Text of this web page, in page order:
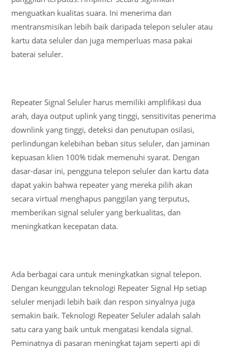
menguatkan kualitas suara. Ini menerima dan
mentransmisikan lebih baik daripada telepon seluler atau
kartu data seluler dan juga memperluas masa pakai
baterai seluler.
Repeater Signal Seluler harus memiliki amplifikasi dua
arah, daya output uplink yang tinggi, sensitivitas penerima
downlink yang tinggi, deteksi dan penutupan osilasi,
perlindungan kelebihan beban situs seluler, dan jaminan
kepuasan klien 100% tidak memenuhi syarat. Dengan
dasar-dasar ini, pengguna telepon seluler dan kartu data
dapat yakin bahwa repeater yang mereka pilih akan
secara virtual menghapus panggilan yang terputus,
memberikan signal seluler yang berkualitas, dan
meningkatkan kecepatan data.
Ada berbagai cara untuk meningkatkan signal telepon.
Dengan keunggulan teknologi Repeater Signal Hp setiap
seluler menjadi lebih baik dan respon sinyalnya juga
semakin baik. Teknologi Repeater Seluler adalah salah
satu cara yang baik untuk mengatasi kendala signal.
Peminatnya di pasaran meningkat tajam seperti api di